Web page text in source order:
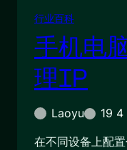
行业百科
手机电
理IP
Laoyu
19
在不同设备上配